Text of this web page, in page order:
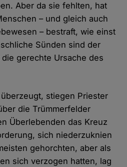
Aber da sie fehlten, hat
– und gleich auch
– bestraft, wie einst
Sünden sind der
gerechte Ursache des
stiegen Priester
die Trümmerfelder
Überlebenden das Kreuz
sich niederzuknien
gehorchten, aber als
sich verzogen hatten, lag